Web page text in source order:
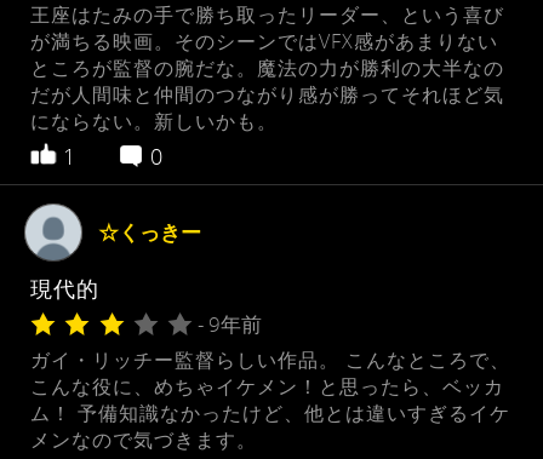
王座はたみの手で勝ち取ったリーダー、という喜び
が満ちる映画。そのシーンではVFX感があまりない
ところが監督の腕だな。魔法の力が勝利の大半なの
だが人間味と仲間のつながり感が勝ってそれほど気
にならない。新しいかも。
1 0
☆くっきー
現代的
- 9年前
ガイ・リッチー監督らしい作品。 こんなところで、
こんな役に、めちゃイケメン！と思ったら、ベッカ
ム！ 予備知識なかったけど、他とは違いすぎるイケ
メンなので気づきます。